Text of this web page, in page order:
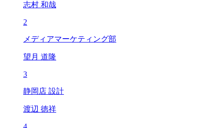
志村 和哉
2
メディアマーケティング部
望月 道隆
3
静岡店 設計
渡辺 徳祥
4